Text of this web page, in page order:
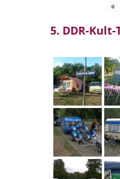
«
5. DDR-